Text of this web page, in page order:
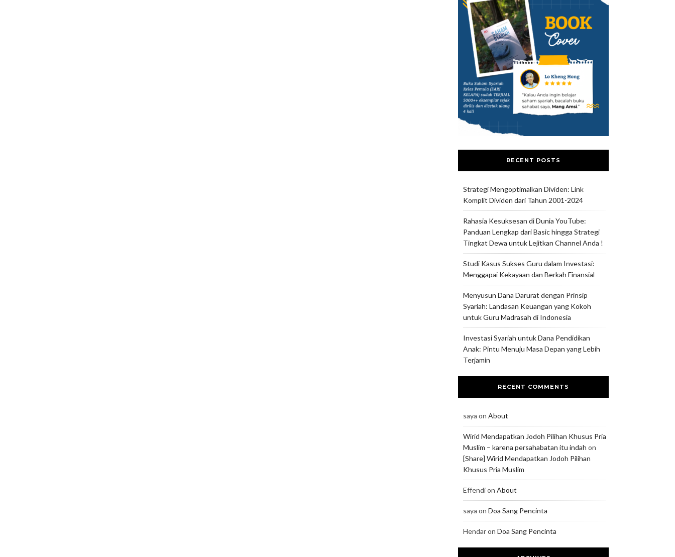
RECENT POSTS
Strategi Mengoptimalkan Dividen: Link
Komplit Dividen dari Tahun 2001-2024
Rahasia Kesuksesan di Dunia YouTube:
Panduan Lengkap dari Basic hingga Strategi
Tingkat Dewa untuk Lejitkan Channel Anda !
Studi Kasus Sukses Guru dalam Investasi:
Menggapai Kekayaan dan Berkah Finansial
Menyusun Dana Darurat dengan Prinsip
Syariah: Landasan Keuangan yang Kokoh
untuk Guru Madrasah di Indonesia
Investasi Syariah untuk Dana Pendidikan
Anak: Pintu Menuju Masa Depan yang Lebih
Terjamin
RECENT COMMENTS
saya on About
Wirid Mendapatkan Jodoh Pilihan Khusus Pria
Muslim – karena persahabatan itu indah on
[Share] Wirid Mendapatkan Jodoh Pilihan
Khusus Pria Muslim
Effendion About
saya on Doa Sang Pencinta
Hendaron Doa Sang Pencinta